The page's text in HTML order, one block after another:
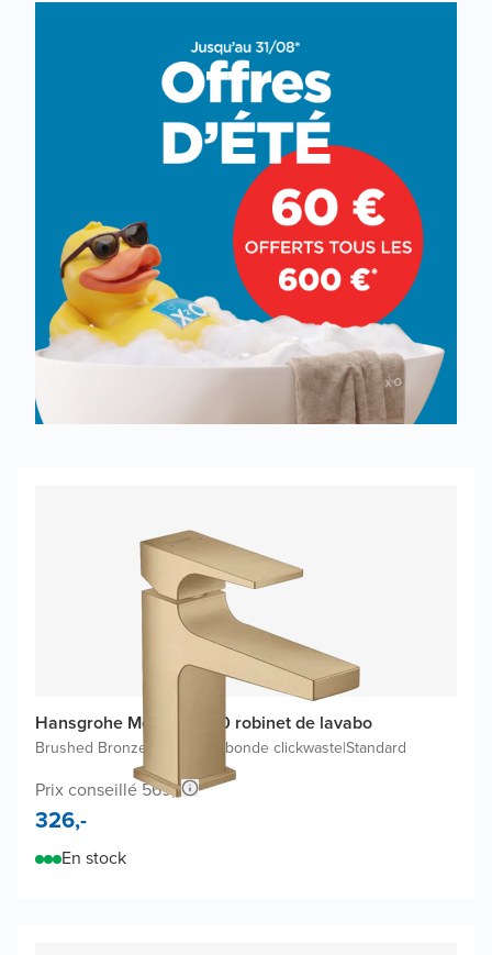
Hansgrohe Metropol 100 robinet de lavabo
Brushed Bronze Inclus une bonde clickwaste|Standard
Prix conseillé 569,-
326,-
En stock